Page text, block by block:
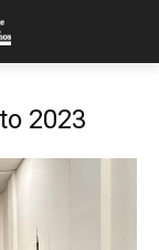
2023